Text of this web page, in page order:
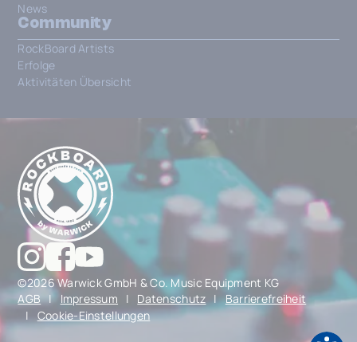
News
Community
RockBoard Artists
Erfolge
Aktivitäten Übersicht
©2026 Warwick GmbH & Co. Music Equipment KG
AGB | Impressum | Datenschutz |
Barrierefreiheit
|
Cookie-Einstellungen